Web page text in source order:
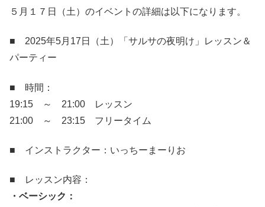
５月１７日（土）のイベントの詳細は以下になります。
■ 2025年5月17日（土）「サルサの夜明け」レッスン＆
パーティー
■ 時間：
19:15 ～ 21:00 レッスン
21:00 ～ 23:15 フリータイム
■ インストラクター：いっちーまーりお
■ レッスン内容：
・ベーシック：